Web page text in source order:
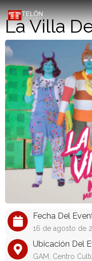
La Villa
Fecha Del
16 de agosto de
Ubicación Del
GAM, Centro